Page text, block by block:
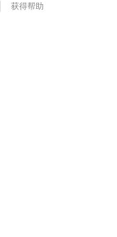
获得帮助